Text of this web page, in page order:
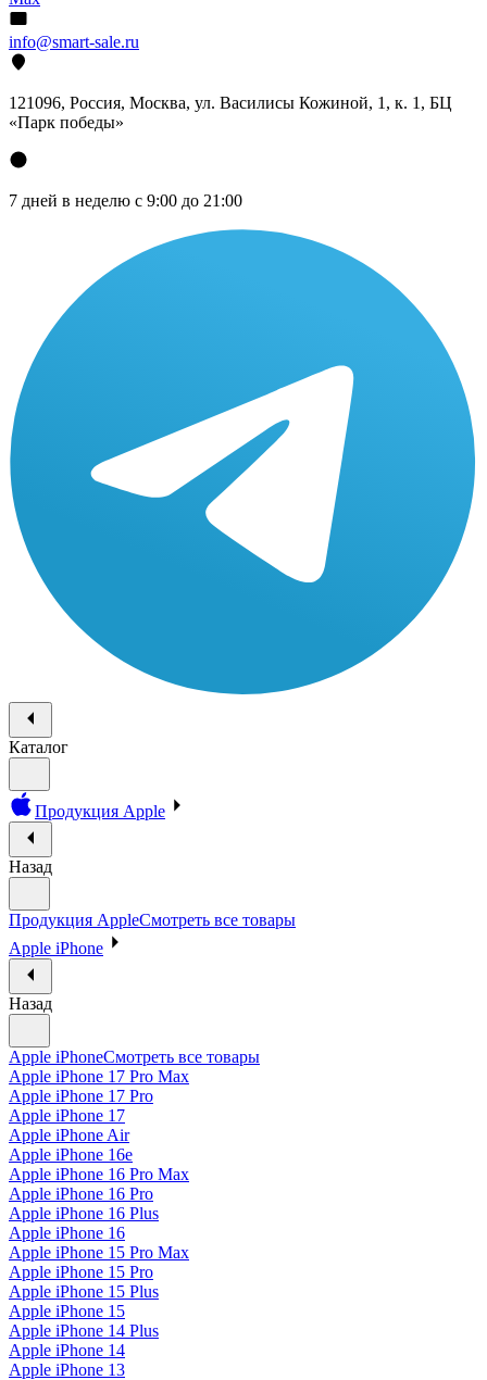
info@smart-sale.ru
121096, Россия, Москва, ул. Василисы Кожиной, 1, к. 1, БЦ
«Парк победы»
7 дней в неделю с 9:00 до 21:00
Каталог
Продукция Apple
Назад
Продукция AppleСмотреть все товары
Apple iPhone
Назад
Apple iPhoneСмотреть все товары
Apple iPhone 17 Pro Max
Apple iPhone 17 Pro
Apple iPhone 17
Apple iPhone Air
Apple iPhone 16e
Apple iPhone 16 Pro Max
Apple iPhone 16 Pro
Apple iPhone 16 Plus
Apple iPhone 16
Apple iPhone 15 Pro Max
Apple iPhone 15 Pro
Apple iPhone 15 Plus
Apple iPhone 15
Apple iPhone 14 Plus
Apple iPhone 14
Apple iPhone 13